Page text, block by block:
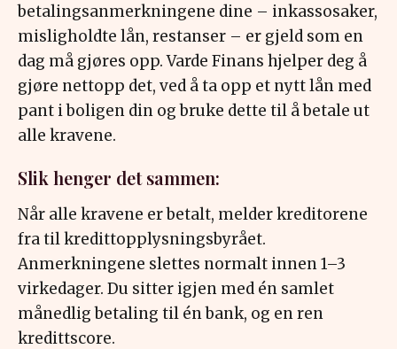
betalingsanmerkningene dine – inkassosaker,
misligholdte lån, restanser – er gjeld som en
dag må gjøres opp. Varde Finans hjelper deg å
gjøre nettopp det, ved å ta opp et nytt lån med
pant i boligen din og bruke dette til å betale ut
alle kravene.
Slik henger det sammen:
Når alle kravene er betalt, melder kreditorene
fra til kredittopplysningsbyrået.
Anmerkningene slettes normalt innen 1–3
virkedager. Du sitter igjen med én samlet
månedlig betaling til én bank, og en ren
kredittscore.